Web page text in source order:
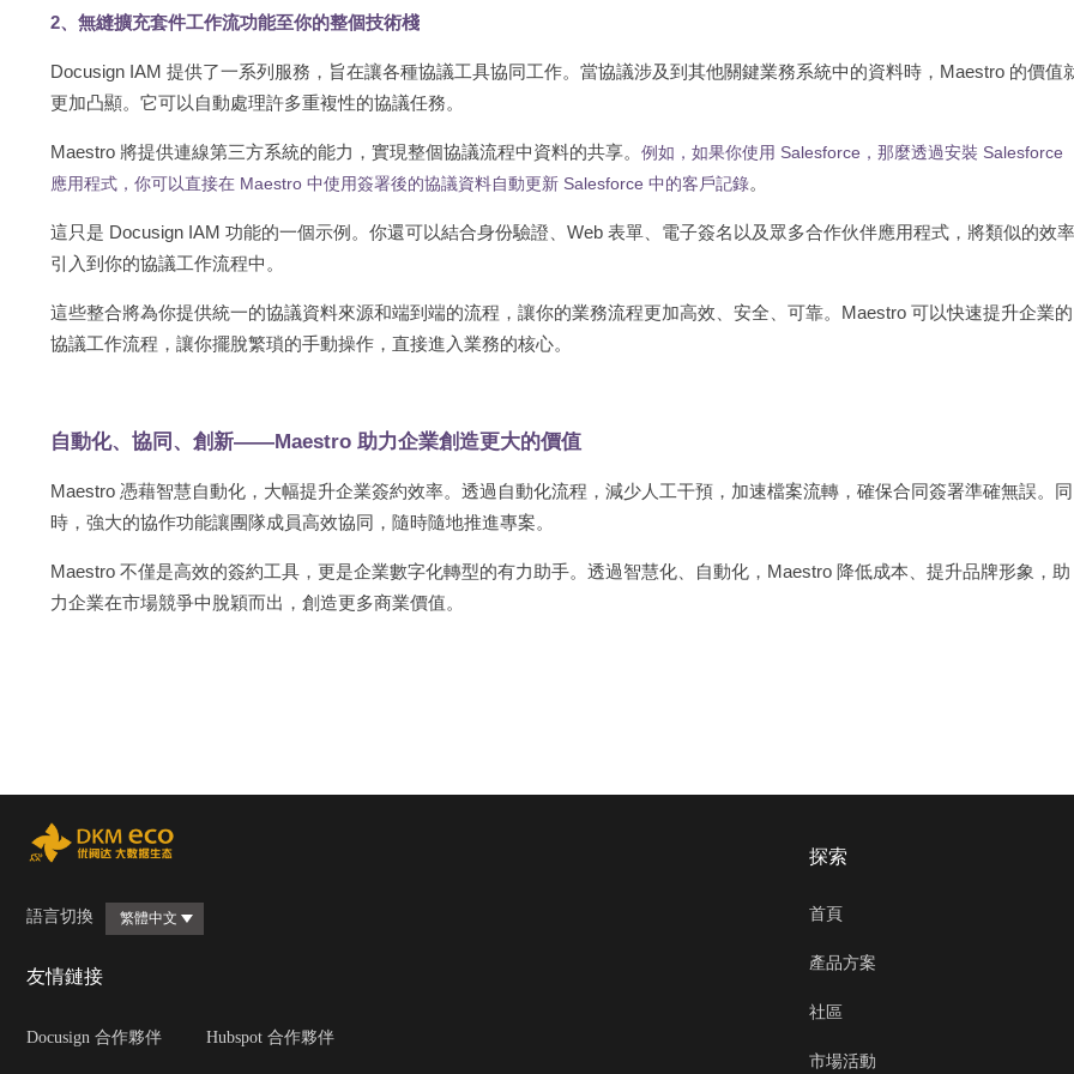
2、無縫擴充套件工作流功能至你的整個技術棧
Docusign IAM 提供了一系列服務，旨在讓各種協議工具協同工作。當協議涉及到其他關鍵業務系統中的資料時，Maestro 的價值
更加凸顯。它可以自動處理許多重複性的協議任務。
Maestro 將提供連線第三方系統的能力，實現整個協議流程中資料的共享。 例如，如果你使用 Salesforce，那麼透過安裝 Salesforce
應用程式，你可以直接在 Maestro 中使用簽署後的協議資料自動更新 Salesforce 中的客戶記錄。
這只是 Docusign IAM 功能的一個示例。你還可以結合身份驗證、Web 表單、電子簽名以及眾多合作伙伴應用程式，將類似的效率
引入到你的協議工作流程中。
這些整合將為你提供統一的協議資料來源和端到端的流程，讓你的業務流程更加高效、安全、可靠。Maestro 可以快速提升企業的
協議工作流程，讓你擺脫繁瑣的手動操作，直接進入業務的核心。
自動化、協同、創新——Maestro 助力企業創造更大的價值
Maestro 憑藉智慧自動化，大幅提升企業簽約效率。透過自動化流程，減少人工干預，加速檔案流轉，確保合同簽署準確無誤。同
時，強大的協作功能讓團隊成員高效協同，隨時隨地推進專案。
Maestro 不僅是高效的簽約工具，更是企業數字化轉型的有力助手。透過智慧化、自動化，Maestro 降低成本、提升品牌形象，助
力企業在市場競爭中脫穎而出，創造更多商業價值。
語言切換 繁體中文
友情鏈接
Docusign 合作夥伴 Hubspot 合作夥伴
探索
首頁
產品方案
社區
市場活動